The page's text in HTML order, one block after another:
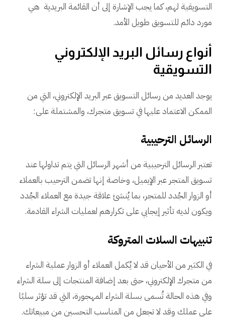
التسويقية لهم، كما يجب الإشارة إلى أن القائمة البريدية هي
مورد دائم للتسويق طويل الأمد.
أنواع رسائل البريد الإلكتروني
التسويقية
يوجد العديد من رسائل التسويق عبر البريد الإلكتروني، التي من
الممكن الاعتماد عليها في تسويق متجرك، والمشتملة على:
الرسائل الترحيبية
تعتبر الرسائل الترحيبية من أشهر الرسائل التي يتم تداولها عند
تسويق المتجر عبر الإيميل، وخاصة إنها تضمن الترحيب بالعملاء
أو الزوار الجُدد للمتجر، بما يُنشئ علاقة جيدة مع العملاء الجُدد
ويكون لديه تأثير إيجابي على تكرارهم لعمليات الشراء القادمة.
تنبيهات السلات المتروكة
في الكثير من الأحيان قد لا يُكمل العملاء أو الزوار عملية الشراء
من متجرك الإلكتروني، حتى بعد إضافة المنتجات إلى سلة الشراء
وفي هذه الحالة تُسمى بسلة الشراء المهجورة، التي قد تؤثر سلبًا
على عملك وقد لا تجعل من المناسب التحسين من مبيعاتك.